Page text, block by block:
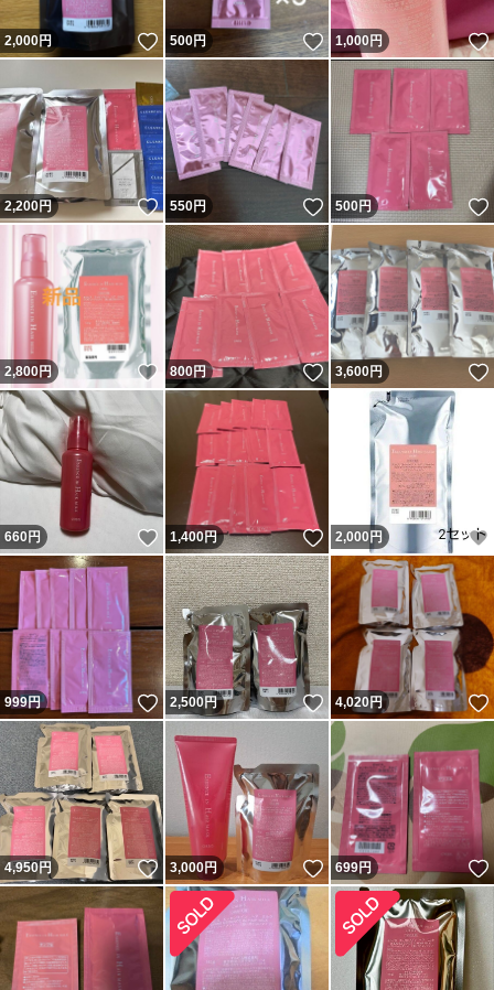
2,000円 いいね！
500円 いいね！
1,000円
2,200円 いいね！
550円 いいね！
500円
2,800円 いいね！
800円 いいね！
3,600円
660円 いいね！
1,400円 いいね！
2,000 円
999円 いいね！
2,500円 いいね！
4,020円
4,950円 いいね！
3,000円 いいね！
699円